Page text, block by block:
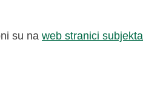
su na web stranici subjekta